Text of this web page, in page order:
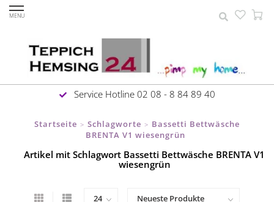
MENU
Service Hotline 02 08 - 8 84 89 40
Startseite > Schlagworte > Bassetti Bettwäsche
BRENTA V1 wiesengrün
Artikel mit Schlagwort Bassetti Bettwäsche BRENTA V1
wiesengrün